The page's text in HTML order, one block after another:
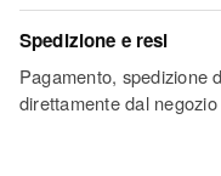
Spedizione e resi
Pagamento, spedizione
direttamente dal negozio